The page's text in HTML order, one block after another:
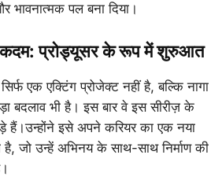
भावनात्मक पल बना दिया।
कदम: प्रोड्यूसर के रूप में शुरुआत
सिर्फ एक एक्टिंग प्रोजेक्ट नहीं है, बल्कि नागा
बदलाव भी है। इस बार वे इस सीरीज़ के
इसे अपने करियर का एक नया
है, जो उन्हें अभिनय के साथ-साथ निर्माण की